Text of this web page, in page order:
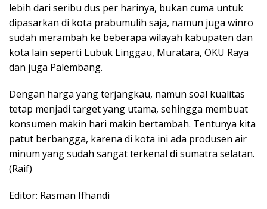
lebih dari seribu dus per harinya, bukan cuma untuk
dipasarkan di kota prabumulih saja, namun juga winro
sudah merambah ke beberapa wilayah kabupaten dan
kota lain seperti Lubuk Linggau, Muratara, OKU Raya
dan juga Palembang.
Dengan harga yang terjangkau, namun soal kualitas
tetap menjadi target yang utama, sehingga membuat
konsumen makin hari makin bertambah. Tentunya kita
patut berbangga, karena di kota ini ada produsen air
minum yang sudah sangat terkenal di sumatra selatan.
(Raif)
Editor: Rasman Ifhandi